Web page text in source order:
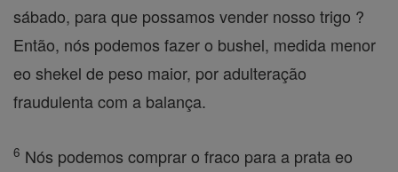
sábado, para que possamos vender nosso trigo ?
Então, nós podemos fazer o bushel, medida menor
eo shekel de peso maior, por adulteração
fraudulenta com a balança.
6 Nós podemos comprar o fraco para a prata eo